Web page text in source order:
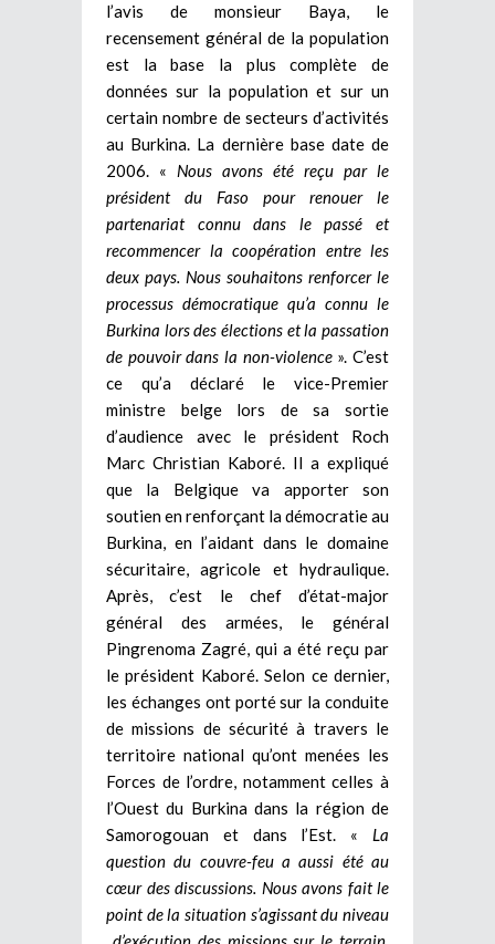
l’avis de monsieur Baya, le
recensement général de la population
est la base la plus complète de
données sur la population et sur un
certain nombre de secteurs d’activités
au Burkina. La dernière base date de
2006. « Nous avons été reçu par le
président du Faso pour renouer le
partenariat connu dans le passé et
recommencer la coopération entre les
deux pays. Nous souhaitons renforcer le
processus démocratique qu’a connu le
Burkina lors des élections et la passation
de pouvoir dans la non-violence». C’est
ce qu’a déclaré le vice-Premier
ministre belge lors de sa sortie
d’audience avec le président Roch
Marc Christian Kaboré. Il a expliqué
que la Belgique va apporter son
soutien en renforçant la démocratie au
Burkina, en l’aidant dans le domaine
sécuritaire, agricole et hydraulique.
Après, c’est le chef d’état-major
général des armées, le général
Pingrenoma Zagré, qui a été reçu par
le président Kaboré. Selon ce dernier,
les échanges ont porté sur la conduite
de missions de sécurité à travers le
territoire national qu’ont menées les
Forces de l’ordre, notamment celles à
l’Ouest du Burkina dans la région de
Samorogouan et dans l’Est. « La
question du couvre-feu a aussi été au
cœur des discussions. Nous avons fait le
point de la situation s’agissant du niveau